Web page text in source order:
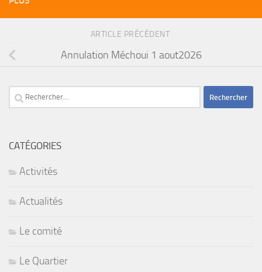
ARTICLE PRÉCÉDENT
Annulation Méchoui 1 aout2026
Rechercher :
CATÉGORIES
Activités
Actualités
Le comité
Le Quartier